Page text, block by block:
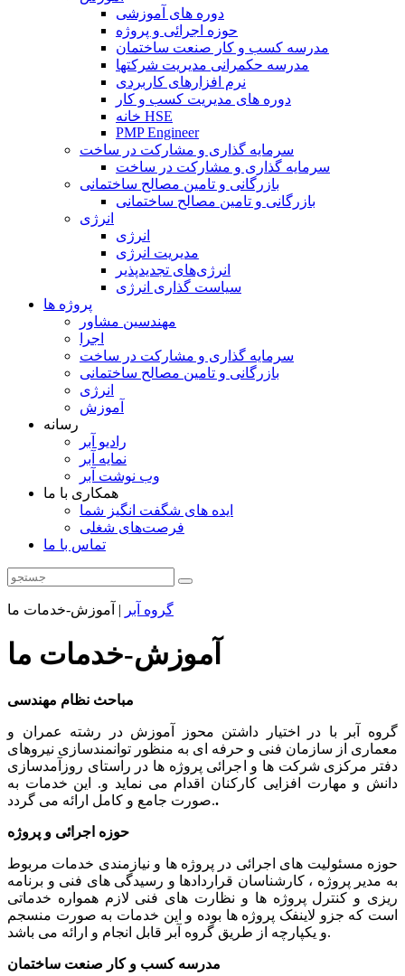
دوره های آموزشی
حوزه اجرائی و پروژه
مدرسه کسب و کار صنعت ساختمان
مدرسه حکمرانی مدیریت شرکتها
نرم افزارهای کاربردی
دوره های مدیریت کسب و کار
خانه HSE
PMP Engineer
سرمایه گذاری و مشارکت در ساخت
سرمایه گذاری و مشارکت در ساخت
بازرگانی و تامین مصالح ساختمانی
بازرگانی و تامین مصالح ساختمانی
انرژی
انرژی
مدیریت انرژی
انرژی‌های تجدیدپذیر
سیاست گذاری انرژی
پروژه ها
مهندسین مشاور
اجرا
سرمایه گذاری و مشارکت در ساخت
بازرگانی و تامین مصالح ساختمانی
انرژی
آموزش
رسانه
رادیو آبر
نمایه آبر
وب نوشت آبر
همکاری با ما
ایده های شگفت انگیز شما
فرصت‌های شغلی
تماس با ما
گروه آبر | آموزش-خدمات ما
آموزش-خدمات ما
مباحث نظام مهندسی
گروه آبر با در اختیار داشتن محوز آموزش در رشته عمران و
معماری از سازمان فنی و حرفه ای به منظور توانمندسازی نیروهای
دفتر مرکزی شرکت ها و اجرائی پروژه ها در راستای روزآمدسازی
دانش و مهارت افزایی کارکنان اقدام می نماید و. این خدمات به
صورت جامع و کامل ارائه می گردد..
حوزه اجرائی و پروژه
حوزه مسئولیت های اجرائی در پروژه ها و نیازمندی خدمات مربوط
به مدیر پروژه ، کارشناسان قراردادها و رسیدگی های فنی و برنامه
ریزی و کنترل پروژه ها و نظارت های فنی لازم همواره خدماتی
است که جزو لاینفک پروژه ها بوده و این خدمات به صورت منسجم
و یکپارچه از طریق گروه آبر قابل انجام و ارائه می باشد.
مدرسه کسب و کار صنعت ساختمان